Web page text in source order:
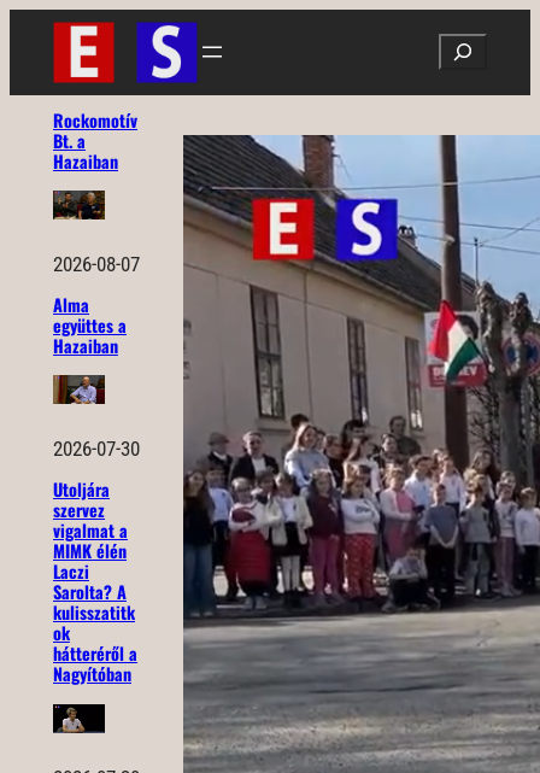
Ugrás
tartalomhoz
Search
Rockomotív
Bt. a
Hazaiban
2026-08-07
Alma
együttes a
Hazaiban
2026-07-30
Utoljára
szervez
vigalmat a
MIMK élén
Laczi
Sarolta? A
kulisszatitk
ok
hátteréről a
Nagyítóban